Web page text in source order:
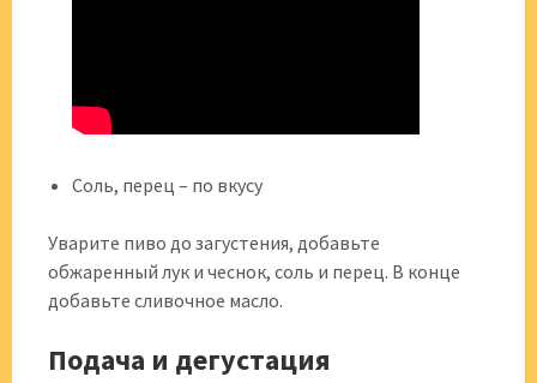
Соль, перец – по вкусу
Уварите пиво до загустения, добавьте
обжаренный лук и чеснок, соль и перец. В конце
добавьте сливочное масло.
Подача и дегустация